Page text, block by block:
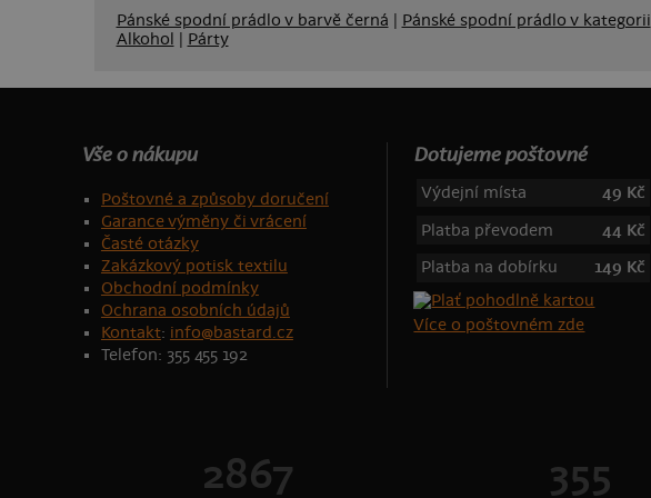
Pánské spodní prádlo v barvě černá
Pánské spodní prádlo v kategorii
Alkohol
Párty
Vše o nákupu
Poštovné a způsoby doručení
Garance výměny či vrácení
Časté otázky
Zakázkový potisk textilu
Obchodní podmínky
Ochrana osobních údajů
Kontakt: info@bastard.cz
Telefon: 355 455 192
Dotujeme poštovné
Výdejní místa
49 Kč
Platba převodem
44 Kč
Platba na dobírku
149 Kč
Více o poštovném zde
2867 355